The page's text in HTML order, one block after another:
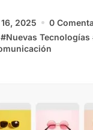
16, 2025
0
#Nuevas Tecnologías